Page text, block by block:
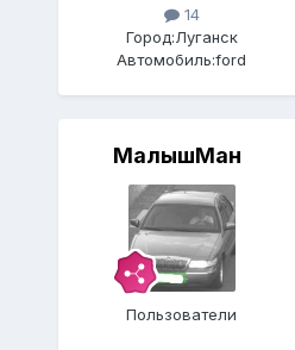
14
Город:Луганск
Автомобиль:ford
МалышМан
Пользователи